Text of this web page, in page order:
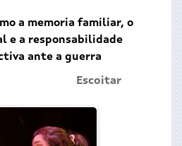
a memoria familiar, o
e a responsabilidade
ante a guerra
Escoitar